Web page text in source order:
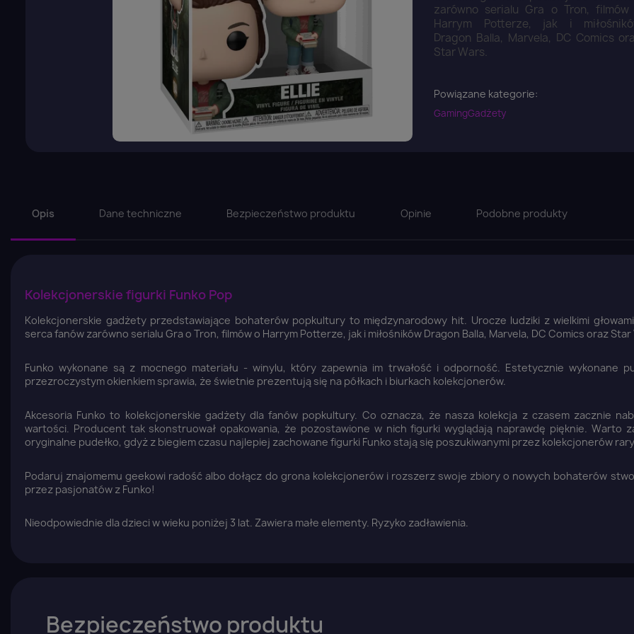
zarówno serialu Gra o Tron,
Harrym Potterze, jak i
Dragon Balla, Marvela, DC Comics
Star Wars.
Powiązane kategorie:
GamingGadżety
Opis Dane techniczne Bezpieczeństwo produktu Opinie Podobne produkty
Kolekcjonerskie figurki Funko Pop
Kolekcjonerskie gadżety przedstawiające bohaterów popkultury to międzynarodowy hit. Urocze ludziki z wielkimi
serca fanów zarówno serialu Gra o Tron, filmów o Harrym Potterze, jak i miłośników Dragon Balla, Marvela, DC Comics oraz Star
Funko wykonane są z mocnego materiału - winylu, który zapewnia im trwałość i odporność. Estetycznie wykonane
przezroczystym okienkiem sprawia, że świetnie prezentują się na półkach i biurkach kolekcjonerów.
Akcesoria Funko to kolekcjonerskie gadżety dla fanów popkultury. Co oznacza, że nasza kolekcja z czasem zacznie
wartości. Producent tak skonstruował opakowania, że pozostawione w nich figurki wyglądają naprawdę pięknie. Warto
oryginalne pudełko, gdyż z biegiem czasu najlepiej zachowane figurki Funko stają się poszukiwanymi przez kolekcjonerów
Podaruj znajomemu geekowi radość albo dołącz do grona kolekcjonerów i rozszerz swoje zbiory o nowych bohaterów
przez pasjonatów z Funko!
Nieodpowiednie dla dzieci w wieku poniżej 3 lat. Zawiera małe elementy. Ryzyko zadławienia.
Bezpieczeństwo produktu